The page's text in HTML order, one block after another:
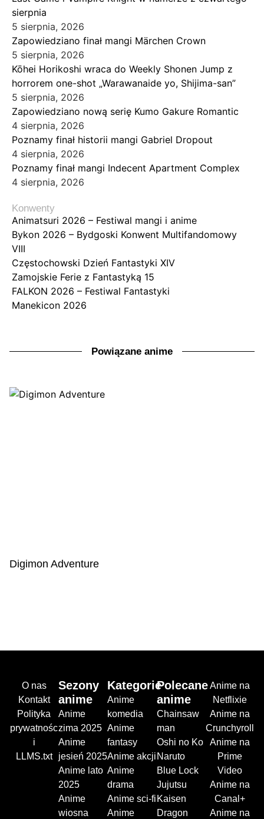
sierpnia
5 sierpnia, 2026
Zapowiedziano finał mangi Märchen Crown
5 sierpnia, 2026
Kōhei Horikoshi wraca do Weekly Shonen Jump z
horrorem one-shot „Warawanaide yo, Shijima-san”
5 sierpnia, 2026
Zapowiedziano nową serię Kumo Gakure Romantic
4 sierpnia, 2026
Poznamy finał historii mangi Gabriel Dropout
4 sierpnia, 2026
Poznamy finał mangi Indecent Apartment Complex
4 sierpnia, 2026
Konwenty
Animatsuri 2026 – Festiwal mangi i anime
Bykon 2026 – Bydgoski Konwent Multifandomowy
VIII
Częstochowski Dzień Fantastyki XIV
Zamojskie Ferie z Fantastyką 15
FALKON 2026 – Festiwal Fantastyki
Manekicon 2026
Powiązane anime
Digimon Adventure
O nas
Kontakt
Polityka
prywatnośc
i
LLMS.txt
Sezony
anime
Anime
zima 2025
Anime
jesień 2025
Anime lato
2025
Anime
wiosna
Kategorie
Anime
komedia
Anime
fantasy
Anime akcji
Anime
drama
Anime sci-fi
Anime
Polecane
anime
Chainsaw
man
Oshi no Ko
Naruto
Blue Lock
Jujutsu
Kaisen
Dragon
Anime na
Netflixie
Anime na
Crunchyroll
Anime na
Prime
Video
Anime na
Canal+
Anime na